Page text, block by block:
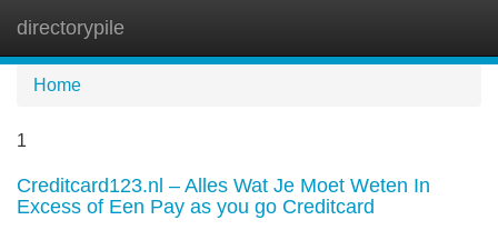
directorypile
Home
1
Creditcard123.nl – Alles Wat Je Moet Weten In
Excess of Een Pay as you go Creditcard